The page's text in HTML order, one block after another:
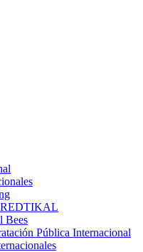
REDTIKAL
Bees
Pública Internacional